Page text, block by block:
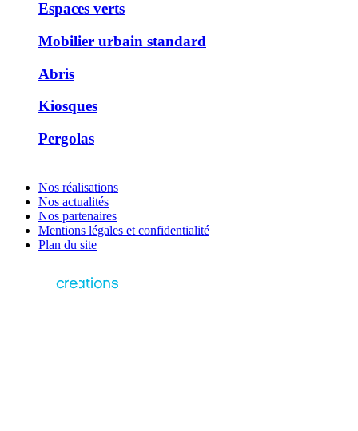
Espaces verts
Mobilier urbain standard
Abris
Kiosques
Pergolas
Nos réalisations
Nos actualités
Nos partenaires
Mentions légales et confidentialité
Plan du site